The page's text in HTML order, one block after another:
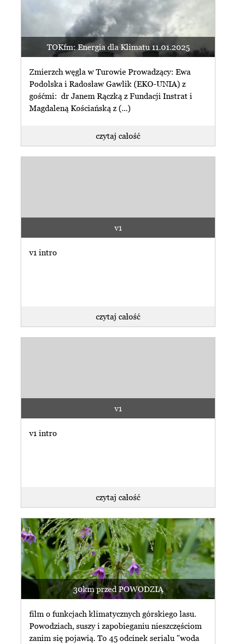
TOKfm: Energia dla Klimatu 11.01.2025
Zmierzch węgla w Turowie Prowadzący: Ewa
Podolska i Radosław Gawlik (EKO-UNIA) z
gośćmi: dr Janem Rączką z Fundacji Instrat i
Magdaleną Kościańską z (...)
czytaj całość
v1
v1 intro
czytaj całość
v1
v1 intro
czytaj całość
30km przed POWODZIĄ
film o funkcjach klimatycznych górskiego lasu.
Powodziach, suszy i zapobieganiu nieszczęściom
zanim się pojawią. To 45 odcinek serialu "woda